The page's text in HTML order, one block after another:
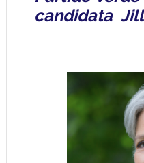
candidata Jill